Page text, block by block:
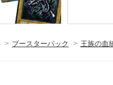
> ブースターパック > 王族の血